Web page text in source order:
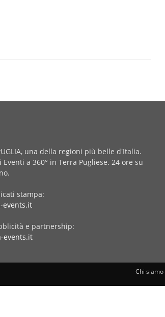
una della regioni più belle d'Italia.
a 360° in Terra Pugliese. 24 ore su
stampa:
events.it
e partnership:
events.it
Chi siamo